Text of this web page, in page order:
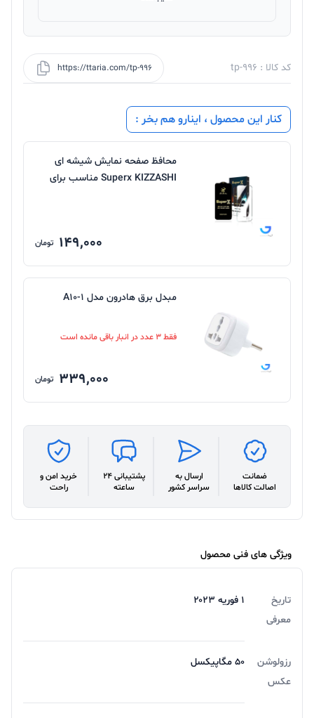
کد کالا : tp-996 https://ttaria.com/tp-996
کنار این محصول ، اینارو هم بخر :
محافظ صفحه نمایش شیشه ای
Superx KIZZASHI مناسب برای
149,000 تومان
مبدل برق هادرون مدل A10-1
فقط 3 عدد در انبار باقی مانده است
339,000 تومان
ضمانت
اصالت کالاها
ارسال به
سراسر کشور
پشتیبانی 24
ساعته
خرید امن و
راحت
ویژگی های فنی محصول
تاریخ
معرفی
۱ فوریه ۲۰۲۳
رزولوشن
عکس
50 مگاپیکسل